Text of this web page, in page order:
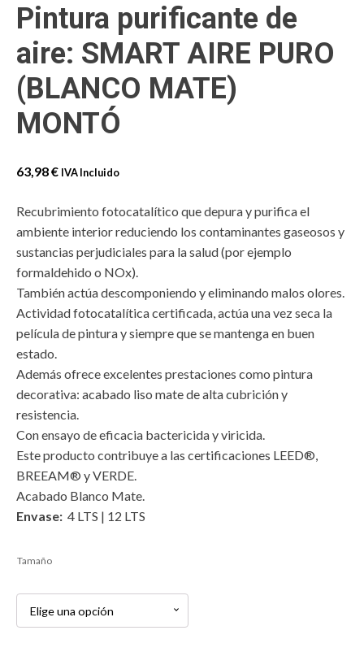
Pintura purificante de
aire: SMART AIRE PURO
(BLANCO MATE)
MONTÓ
63,98€ IVA Incluido
Recubrimiento fotocatalítico que depura y purifica el
ambiente interior reduciendo los contaminantes gaseosos y
sustancias perjudiciales para la salud (por ejemplo
formaldehido o NOx).
También actúa descomponiendo y eliminando malos olores.
Actividad fotocatalítica certificada, actúa una vez seca la
película de pintura y siempre que se mantenga en buen
estado.
Además ofrece excelentes prestaciones como pintura
decorativa: acabado liso mate de alta cubrición y
resistencia.
Con ensayo de eficacia bactericida y viricida.
Este producto contribuye a las certificaciones LEED®,
BREEAM® y VERDE.
Acabado Blanco Mate.
Envase: 4 LTS | 12 LTS
Tamaño